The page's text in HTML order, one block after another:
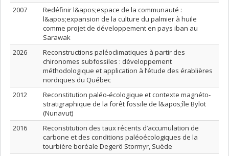
2007
Redéfinir l&apos;espace de la communauté :
l&apos;expansion de la culture du palmier à huile
comme projet de développement en pays iban au
Sarawak
2026
Reconstructions paléoclimatiques à partir des
chironomes subfossiles : développement
méthodologique et application à l’étude des érablières
nordiques du Québec
2012
Reconstitution paléo-écologique et contexte magnéto-
stratigraphique de la forêt fossile de l&apos;île Bylot
(Nunavut)
2016
Reconstitution des taux récents d’accumulation de
carbone et des conditions paléoécologiques de la
tourbière boréale Degerö Stormyr, Suède